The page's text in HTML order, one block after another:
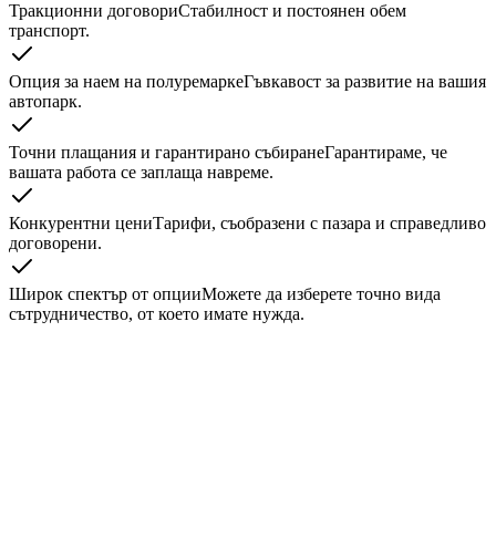
Тракционни договориСтабилност и постоянен обем
транспорт.
Опция за наем на полуремаркеГъвкавост за развитие на вашия
автопарк.
Точни плащания и гарантирано събиранеГарантираме, че
вашата работа се заплаща навреме.
Конкурентни цениТарифи, съобразени с пазара и справедливо
договорени.
Широк спектър от опцииМожете да изберете точно вида
сътрудничество, от което имате нужда.